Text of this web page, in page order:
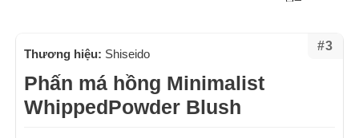
#3
Thương hiệu: Shiseido
Phấn má hồng Minimalist
WhippedPowder Blush